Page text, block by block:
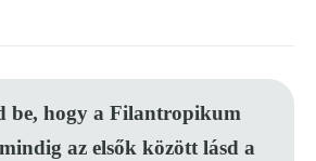
be, hogy a Filantropikum
az elsők között lásd a